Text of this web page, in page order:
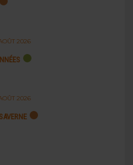
2026
2026